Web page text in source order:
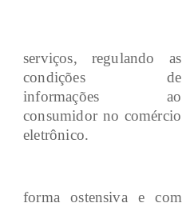
serviços, regulando as
eletrônico.